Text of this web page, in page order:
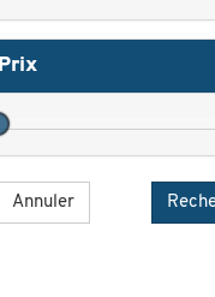
Prix
Annuler